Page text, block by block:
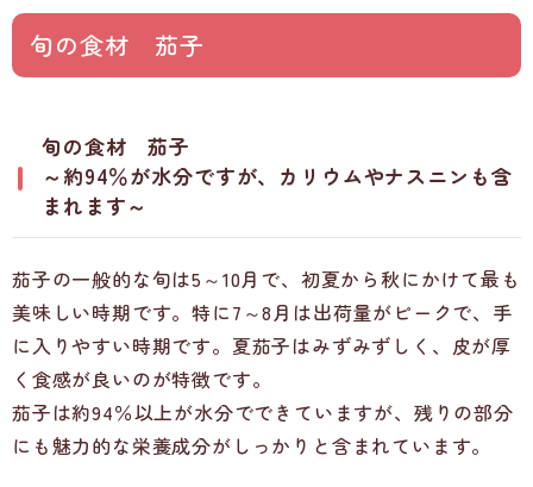
旬の食材 茄子
旬の食材 茄子
～約94％が水分ですが、カリウムやナスニンも含
まれます～
茄子の一般的な旬は5～10月で、初夏から秋にかけて最も
美味しい時期です。特に7～8月は出荷量がピークで、手
に入りやすい時期です。夏茄子はみずみずしく、皮が厚
く食感が良いのが特徴です。
茄子は約94％以上が水分でできていますが、残りの部分
にも魅力的な栄養成分がしっかりと含まれています。